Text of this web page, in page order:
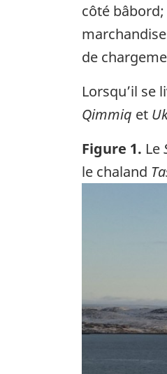
côté
de
Lorsqu’il se
Qimmiq et
Figure 1. Le
le chaland